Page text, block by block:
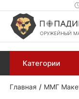
ОРУЖЕЙНЫЙ
Категории
Главная ММГ